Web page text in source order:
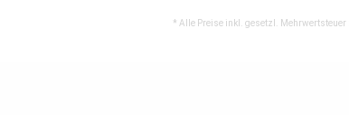
* Alle Preise inkl. gesetzl. Mehrwertsteuer